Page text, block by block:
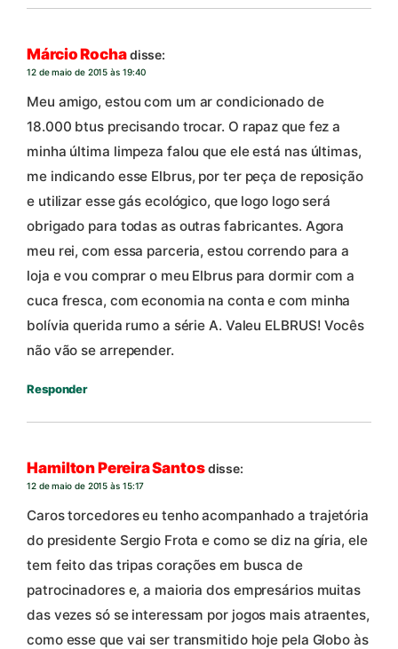
Márcio Rochadisse:
12 de maio de 2015 às 19:40
Meu amigo, estou com um ar condicionado de
18.000 btus precisando trocar. O rapaz que fez a
minha última limpeza falou que ele está nas últimas,
me indicando esse Elbrus, por ter peça de reposição
e utilizar esse gás ecológico, que logo logo será
obrigado para todas as outras fabricantes. Agora
meu rei, com essa parceria, estou correndo para a
loja e vou comprar o meu Elbrus para dormir com a
cuca fresca, com economia na conta e com minha
bolívia querida rumo a série A. Valeu ELBRUS! Vocês
não vão se arrepender.
Responder
Hamilton Pereira Santosdisse:
12 de maio de 2015 às 15:17
Caros torcedores eu tenho acompanhado a trajetória
do presidente Sergio Frota e como se diz na gíria, ele
tem feito das tripas corações em busca de
patrocinadores e, a maioria dos empresários muitas
das vezes só se interessam por jogos mais atraentes,
como esse que vai ser transmitido hoje pela Globo às